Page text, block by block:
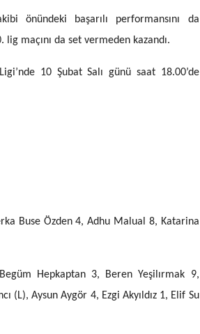
önündeki başarılı performansını da
lig maçını da set vermeden kazandı.
10 Şubat Salı günü saat 18.00’de
Buse Özden 4, Adhu Malual 8, Katarina
Hepkaptan 3, Beren Yeşilırmak 9,
(L), Aysun Aygör 4, Ezgi Akyıldız 1, Elif Su